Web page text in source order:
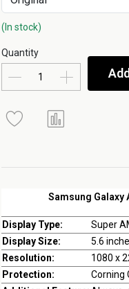
Samsung Galaxy
Display Type:
Super
Display Size:
5.6
Resolution:
1080 x
Protection:
Corning
(In stock)
Quantity